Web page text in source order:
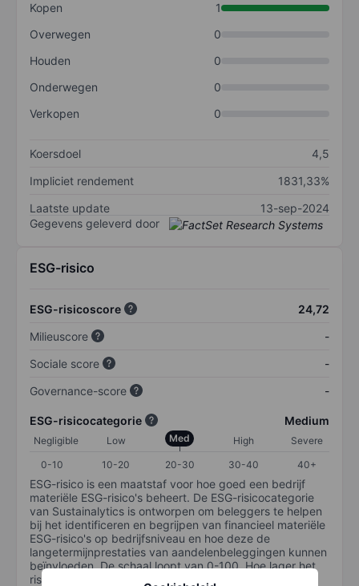
Kopen
1
Overwegen
0
Houden
0
Onderwegen
0
Verkopen
0
Koersdoel
4,5
Impliciet rendement
1831,33%
Laatste update
13-sep-2024
Gegevens geleverd door
ESG-risico
ESG-risicoscore
24,72
Milieuscore
-
Sociale score
-
Governance-score
-
ESG-risicocategorie Medium
Negligible Low Med High
Severe
0-10
10-20 20-30 30-40 40+
ESG-risico is een maatstaf voor hoe goed een bedrijf
materiële ESG-risico's beheert. De ESG-risicocategorie
van Sustainalytics is ontworpen om beleggers te helpen
bij het identificeren en begrijpen van financieel materiële
ESG-risico's op bedrijfsniveau en hoe deze de
langetermijnprestaties van aandelenbeleggingen kunnen
beïnvloeden. De schaal loopt van 0-100. Hoe lager het
risico, hoe beter (0 staat voor geen risico en 100 voor